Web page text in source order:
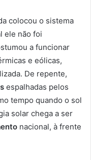
colocou o sistema
ele não foi
a funcionar
e eólicas,
De repente,
espalhadas pelos
tempo quando o sol
solar chega a ser
nacional, à frente